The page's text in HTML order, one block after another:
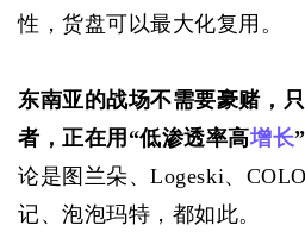
性，货盘可以最大化复用。
东南亚的战场不需要豪赌，
者，正在用“低渗透率高增长
论是图兰朵、Logeski、
记、泡泡玛特，都如此。